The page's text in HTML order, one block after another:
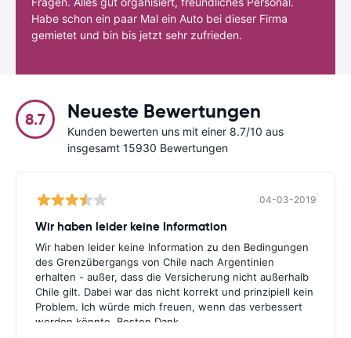
Habe schon ein paar Mal ein Auto bei dieser Firma
gemietet und bin bis jetzt sehr zufrieden.
8.7 Neueste Bewertungen
Kunden bewerten uns mit einer 8.7/10 aus
insgesamt 15930 Bewertungen
04-03-2019
Wir haben leider keine Information
Wir haben leider keine Information zu den Bedingungen
des Grenzübergangs von Chile nach Argentinien
erhalten - außer, dass die Versicherung nicht außerhalb
Chile gilt. Dabei war das nicht korrekt und prinzipiell kein
Problem. Ich würde mich freuen, wenn das verbessert
werden könnte. Besten Dank.